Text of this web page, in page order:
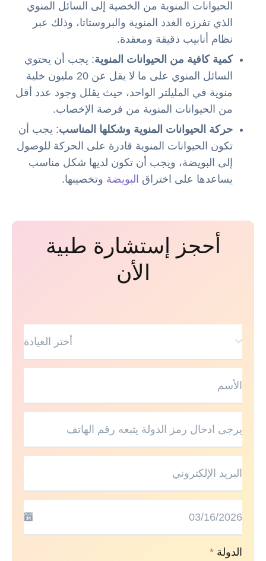
الحيوانات المنوية من الخصية إلى السائل المنوي
الذي تفرزه الغدد المنوية والبروستاتا، وذلك عبر
نظام أنابيب دقيقة ومعقدة.
كمية كافية من الحيوانات المنوية: يجب أن يحتوي
السائل المنوي على ما لا يقل عن 20 مليون خلية
منوية في المليلتر الواحد، حيث يقلل وجود عدد أقل
من الحيوانات المنوية من فرصة الإخصاب.
حركة الحيوانات المنوية وشكلها المناسب: يجب أن
تكون الحيوانات المنوية قادرة على الحركة للوصول
إلى البويضة، ويجب أن تكون لديها شكل مناسب
يساعدها على اختراق البويضة وتخصيبها.
أحجز إستشارة طبية
الأن
أختر العيادة
الدولة *